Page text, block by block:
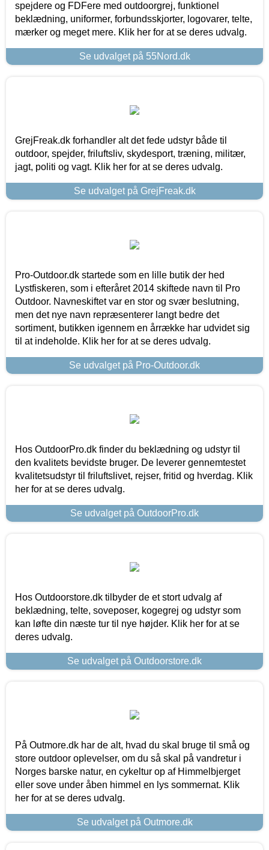
spejdere og FDFere med outdoorgrej, funktionel
beklædning, uniformer, forbundsskjorter, logovarer, telte,
mærker og meget mere. Klik her for at se deres udvalg.
Se udvalget på 55Nord.dk
GrejFreak.dk forhandler alt det fede udstyr både til
outdoor, spejder, friluftsliv, skydesport, træning, militær,
jagt, politi og vagt. Klik her for at se deres udvalg.
Se udvalget på GrejFreak.dk
Pro-Outdoor.dk startede som en lille butik der hed
Lystfiskeren, som i efteråret 2014 skiftede navn til Pro
Outdoor. Navneskiftet var en stor og svær beslutning,
men det nye navn repræsenterer langt bedre det
sortiment, butikken igennem en årrække har udvidet sig
til at indeholde. Klik her for at se deres udvalg.
Se udvalget på Pro-Outdoor.dk
Hos OutdoorPro.dk finder du beklædning og udstyr til
den kvalitets bevidste bruger. De leverer gennemtestet
kvalitetsudstyr til friluftslivet, rejser, fritid og hverdag. Klik
her for at se deres udvalg.
Se udvalget på OutdoorPro.dk
Hos Outdoorstore.dk tilbyder de et stort udvalg af
beklædning, telte, soveposer, kogegrej og udstyr som
kan løfte din næste tur til nye højder. Klik her for at se
deres udvalg.
Se udvalget på Outdoorstore.dk
På Outmore.dk har de alt, hvad du skal bruge til små og
store outdoor oplevelser, om du så skal på vandretur i
Norges barske natur, en cykeltur op af Himmelbjerget
eller sove under åben himmel en lys sommernat. Klik
her for at se deres udvalg.
Se udvalget på Outmore.dk